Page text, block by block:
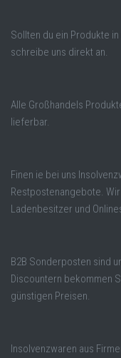
Sollten du ein Produkte
schreibe uns direkt an.
Alle Großhandels
lieferbar.
Finen ie bei uns
Restpostenangebote.
Ladenbesitzer und
B2B Sonderposten sind
Discountern bekommen
günstigen Preisen.
Insolvenzwaren aus